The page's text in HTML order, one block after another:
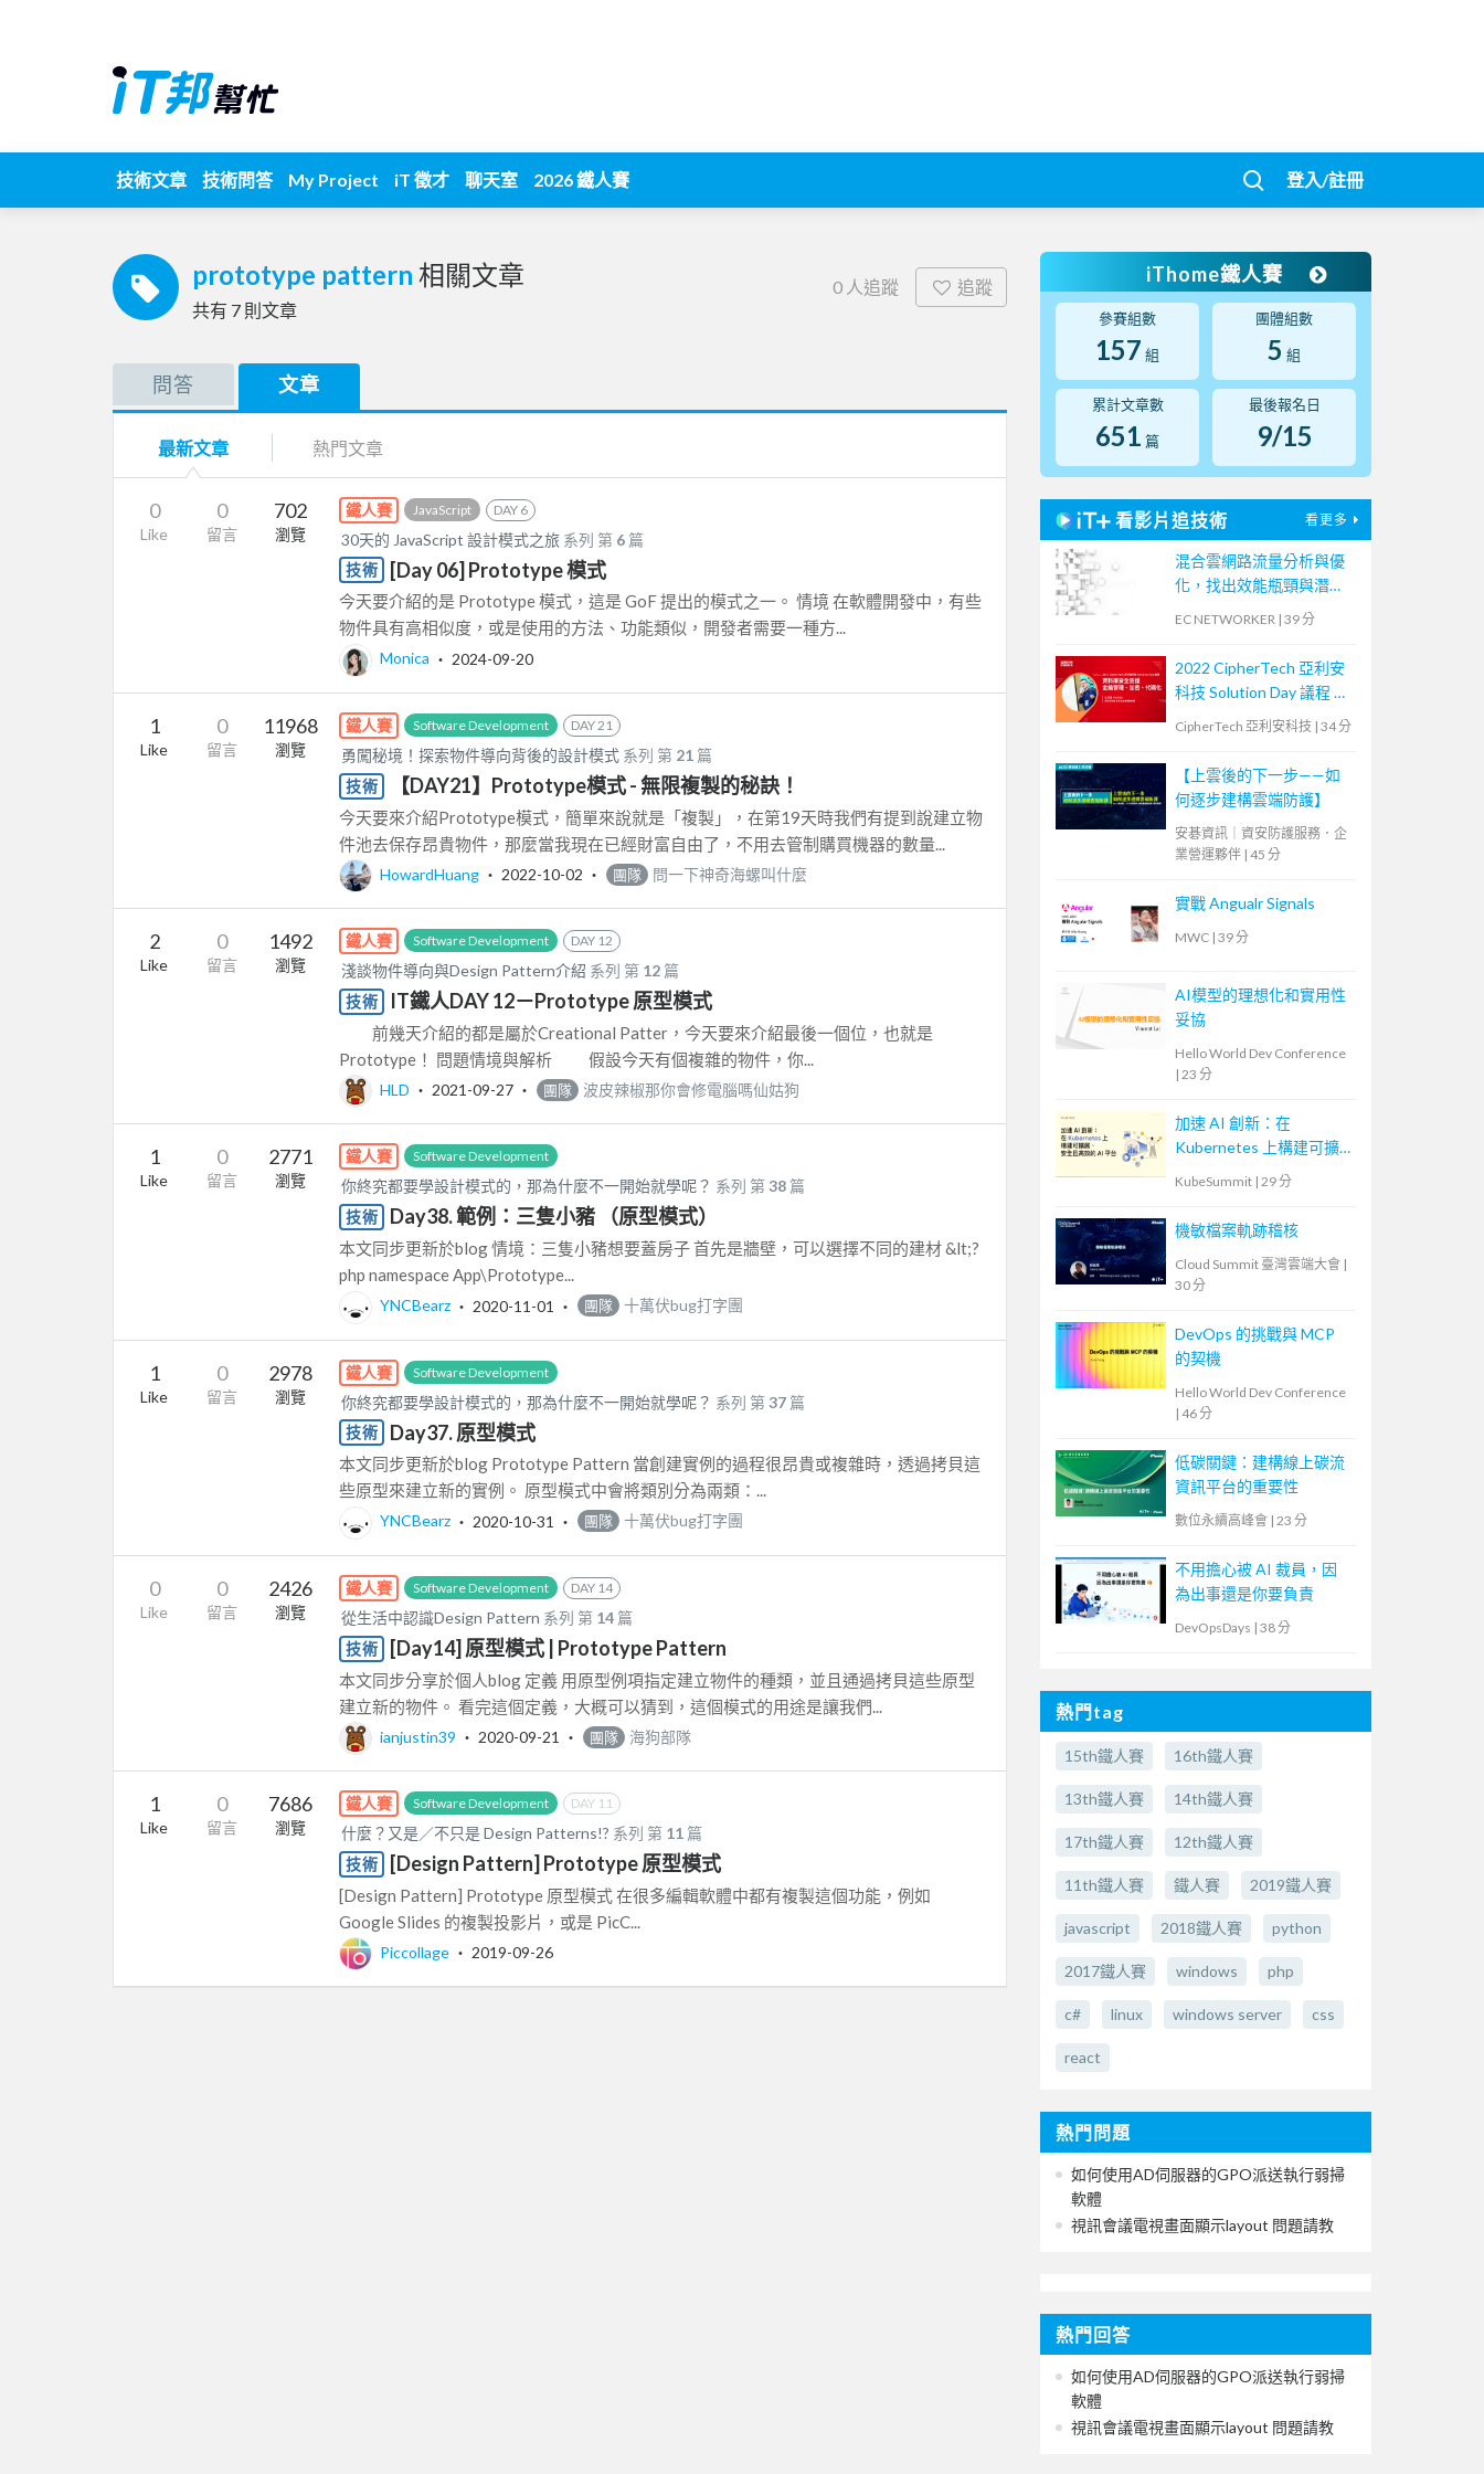
技術文章 技術問答 My Project iT 徵才 聊天室 2026 鐵人賽 登入/註冊
prototype pattern 相關文章
共有 7 則文章
0 人追蹤 追蹤
問答 文章
最新文章 熱門文章
0
Like
0
留言
702
瀏覽
鐵人賽 JavaScript DAY 6
30天的 JavaScript 設計模式之旅 系列 第 6 篇
技術
[Day 06] Prototype 模式
今天要介紹的是 Prototype 模式，這是 GoF 提出的模式之一。 情境 在軟體開發中，有些
物件具有高相似度，或是使用的方法、功能類似，開發者需要一種方...
Monica ‧ 2024-09-20
1
Like
0
留言
11968
瀏覽
鐵人賽 Software Development DAY 21
勇闖秘境！探索物件導向背後的設計模式 系列 第 21 篇
技術
【DAY21】Prototype模式 - 無限複製的秘訣！
今天要來介紹Prototype模式，簡單來說就是「複製」，在第19天時我們有提到說建立物
件池去保存昂貴物件，那麼當我現在已經財富自由了，不用去管制購買機器的數量...
HowardHuang ‧ 2022-10-02 ‧ 團隊 問一下神奇海螺叫什麼
2
Like
0
留言
1492
瀏覽
鐵人賽 Software Development DAY 12
淺談物件導向與Design Pattern介紹 系列 第 12 篇
技術
IT鐵人DAY 12－Prototype 原型模式
前幾天介紹的都是屬於Creational Patter，今天要來介紹最後一個位，也就是
Prototype！ 問題情境與解析 假設今天有個複雜的物件，你...
HLD ‧ 2021-09-27 ‧ 團隊 波皮辣椒那你會修電腦嗎仙姑狗
1
Like
0
留言
2771
瀏覽
鐵人賽 Software Development
你終究都要學設計模式的，那為什麼不一開始就學呢？ 系列 第38 篇
技術
Day38. 範例：三隻小豬 （原型模式）
本文同步更新於blog 情境：三隻小豬想要蓋房子 首先是牆壁，可以選擇不同的建材 &lt;?
php namespace App\Prototype...
YNCBearz ‧ 2020-11-01 ‧ 團隊 十萬伏bug打字團
1
Like
0
留言
2978
瀏覽
鐵人賽 Software Development
你終究都要學設計模式的，那為什麼不一開始就學呢？ 系列 第37 篇
技術
Day37. 原型模式
本文同步更新於blog Prototype Pattern 當創建實例的過程很昂貴或複雜時，透過拷貝這
些原型來建立新的實例。 原型模式中會將類別分為兩類：...
YNCBearz ‧ 2020-10-31 ‧ 團隊 十萬伏bug打字團
0
Like
0
留言
2426
瀏覽
鐵人賽 Software Development DAY 14
從生活中認識Design Pattern 系列 第 14 篇
技術
[Day14] 原型模式 | Prototype Pattern
本文同步分享於個人blog 定義 用原型例項指定建立物件的種類，並且通過拷貝這些原型
建立新的物件。 看完這個定義，大概可以猜到，這個模式的用途是讓我們...
ianjustin39 ‧ 2020-09-21 ‧ 團隊 海狗部隊
1
Like
0
留言
7686
瀏覽
鐵人賽 Software Development DAY 11
什麼？又是／不只是 Design Patterns!? 系列 第 11 篇
技術
[Design Pattern] Prototype 原型模式
[Design Pattern] Prototype 原型模式 在很多編輯軟體中都有複製這個功能，例如
Google Slides 的複製投影片，或是 PicC...
Piccollage ‧ 2019-09-26
iThome鐵人賽
參賽組數
157 組
團體組數
5 組
累計文章數
651 篇
最後報名日
9/15
看影片追技術 看更多
混合雲網路流量分析與優
化，找出效能瓶頸與潛在
EC NETWORKER | 39 分
2022 CipherTech 亞利安
科技 Solution Day 議程 —
資料庫安全防護，金鑰管
CipherTech 亞利安科技 | 34 分
【上雲後的下一步——如
何逐步建構雲端防護】
安碁資訊｜資安防護服務．企
業營運夥伴 | 45 分
實戰 Angualr Signals
MWC | 39 分
AI模型的理想化和實用性
妥協
Hello World Dev Conference
| 23 分
加速 AI 創新：在
Kubernetes 上構建可擴
展、安全且高效的 AI 平
KubeSummit | 29 分
機敏檔案軌跡稽核
Cloud Summit 臺灣雲端大會 |
30 分
DevOps 的挑戰與 MCP
的契機
Hello World Dev Conference
| 46 分
低碳關鍵：建構線上碳流
資訊平台的重要性
數位永續高峰會 | 23 分
不用擔心被 AI 裁員，因
為出事還是你要負責
DevOpsDays | 38 分
熱門tag
15th鐵人賽 16th鐵人賽
13th鐵人賽 14th鐵人賽
17th鐵人賽 12th鐵人賽
11th鐵人賽 鐵人賽 2019鐵人賽
javascript 2018鐵人賽 python
2017鐵人賽 windows php
c# linux windows server css
react
熱門問題
如何使用AD伺服器的GPO派送執行弱掃
軟體
視訊會議電視畫面顯示layout 問題請教
熱門回答
如何使用AD伺服器的GPO派送執行弱掃
軟體
視訊會議電視畫面顯示layout 問題請教